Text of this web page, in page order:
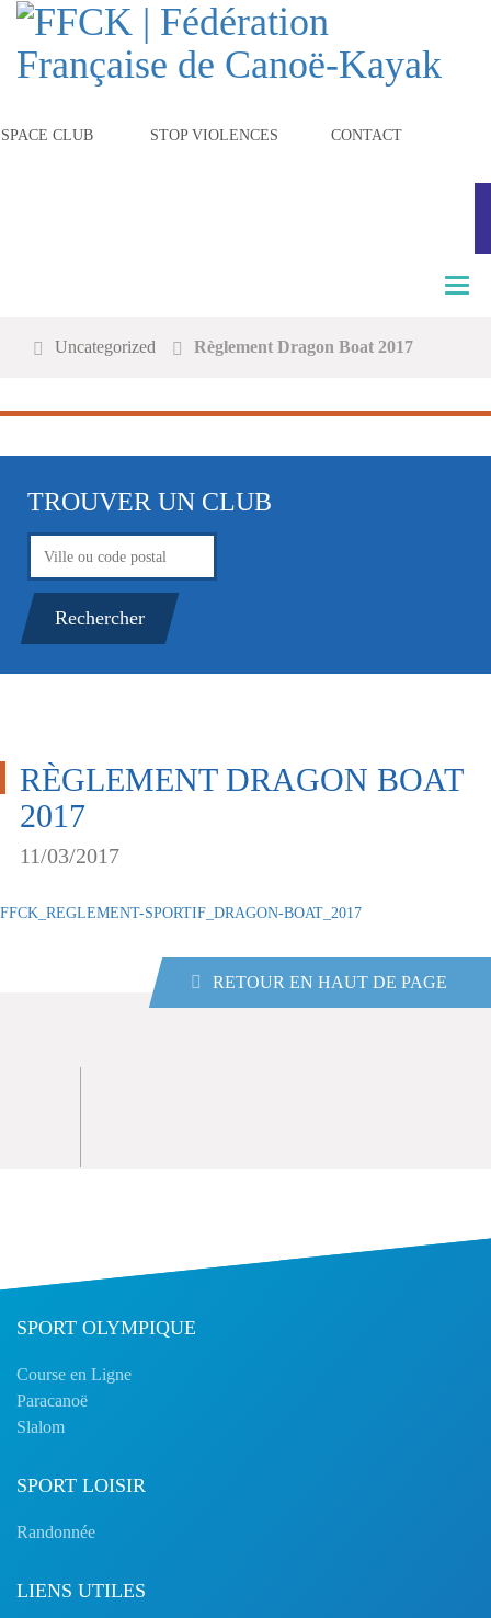
CLUB STOP VIOLENCES CONTACT
T
n
v
Uncategorized Règlement Dragon Boat 2017
TROUVER UN CLUB
RÈGLEMENT DRAGON BOAT
2017
11/03/2017
FFCK_REGLEMENT-SPORTIF_DRAGON-BOAT_2017
RETOUR EN HAUT DE PAGE
SPORT OLYMPIQUE
Course en Ligne
Paracanoë
Slalom
SPORT LOISIR
Randonnée
LIENS UTILES